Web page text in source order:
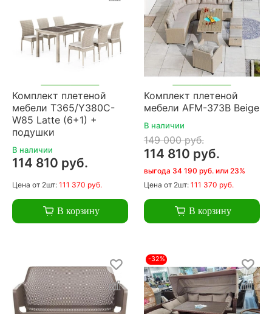
Комплект плетеной
мебели T365/Y380C-
W85 Latte (6+1) +
подушки
В наличии
114 810 руб.
Цена от 2шт: 111 370 руб.
В корзину
Комплект плетеной
мебели AFM-373B Beige
В наличии
149 000 руб.
114 810 руб.
выгода 34 190 руб. или 23%
Цена от 2шт: 111 370 руб.
В корзину
-32%